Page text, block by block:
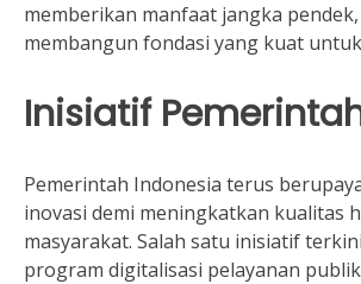
memberikan manfaat jangka
membangun fondasi yang kuat
Inisiatif
Pemerintah Indonesia terus
inovasi demi meningkatkan kualitas
masyarakat. Salah satu inisiatif
program digitalisasi pelayanan